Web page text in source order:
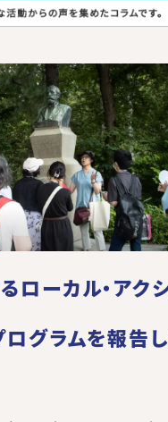
ローカル・アク
グラムを報告